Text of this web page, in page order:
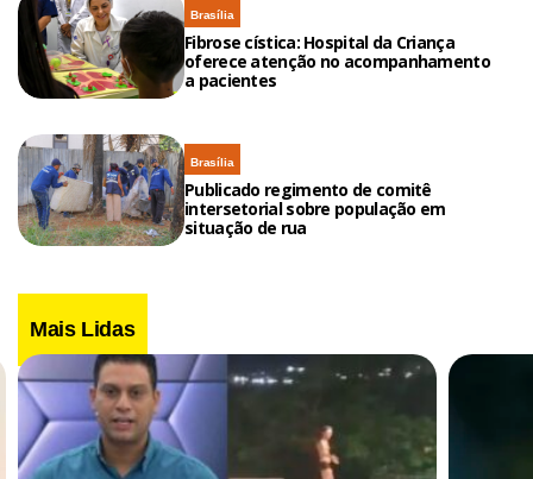
Brasília
Fibrose cística: Hospital da Criança
oferece atenção no acompanhamento
a pacientes
Brasília
Publicado regimento de comitê
intersetorial sobre população em
situação de rua
Mais Lidas